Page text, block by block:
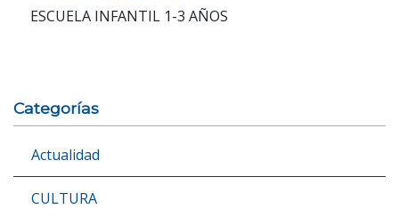
ESCUELA INFANTIL 1-3 AÑOS
Categorías
Actualidad
CULTURA